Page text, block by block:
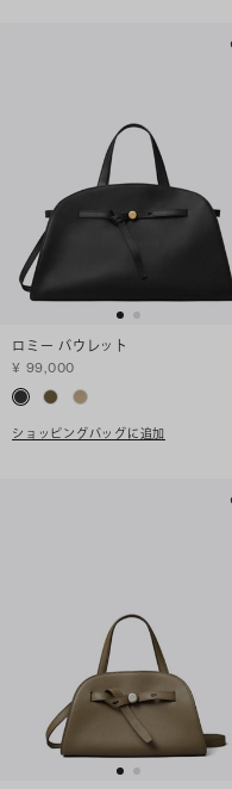
ロミー バウレット
¥ 99,000
ショッピングバッグに追加